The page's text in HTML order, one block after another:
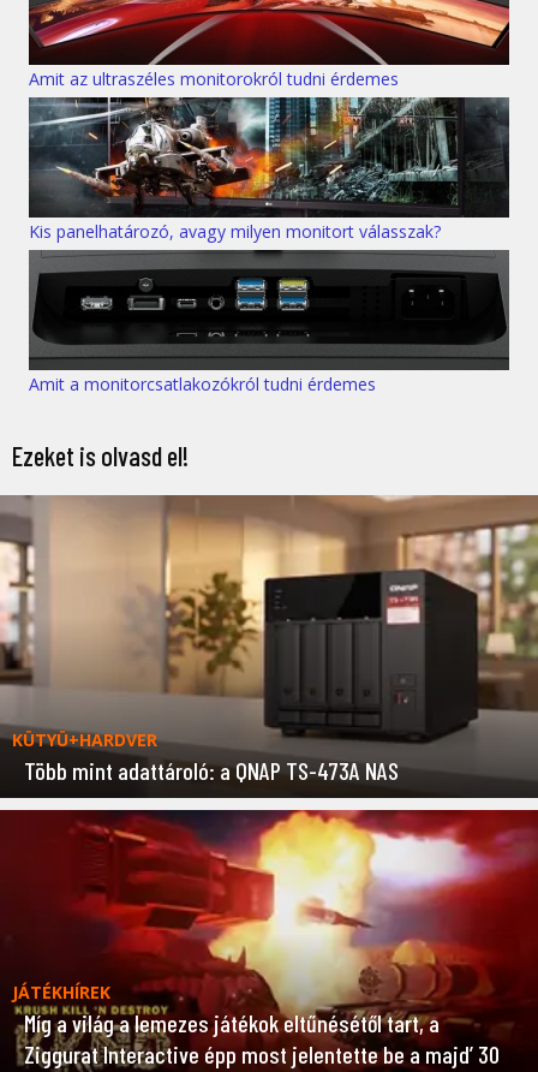
Amit az ultraszéles monitorokról tudni érdemes
Kis panelhatározó, avagy milyen monitort válasszak?
Amit a monitorcsatlakozókról tudni érdemes
Ezeket is olvasd el!
KÜTYÜ+HARDVER
Több mint adattároló: a QNAP TS-473A NAS
JÁTÉKHÍREK
Míg a világ a lemezes játékok eltűnésétől tart, a
Ziggurat Interactive épp most jelentette be a majd’ 30